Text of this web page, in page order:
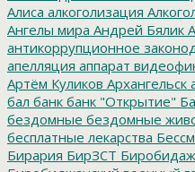
Алиса алкоголизация
Ангелы мира Андрей Бялик
антикоррупционное
апелляция аппарат
Артём Куликов Архангельск
бал банк банк "Открытие"
бездомные бездомные
бесплатные лекарства
Бирария БирЗСТ